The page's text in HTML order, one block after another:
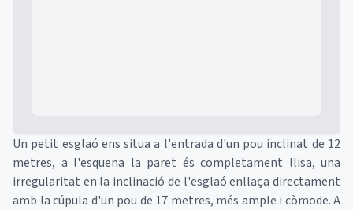
Un petit esglaó ens situa a l'entrada d'un pou inclinat de 12
metres, a l'esquena la paret és completament llisa, una
irregularitat en la inclinació de l'esglaó enllaça directament
amb la cúpula d'un pou de 17 metres, més ample i còmode. A